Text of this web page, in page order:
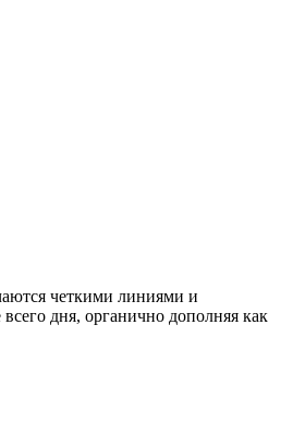
четкими линиями и
дня, органично дополняя как